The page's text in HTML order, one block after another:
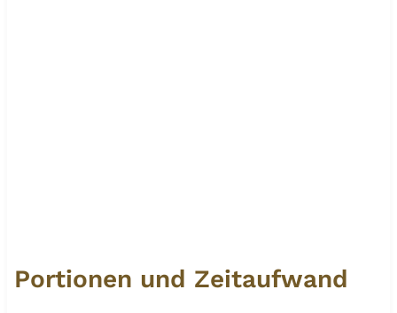
Portionen und Zeitaufwand